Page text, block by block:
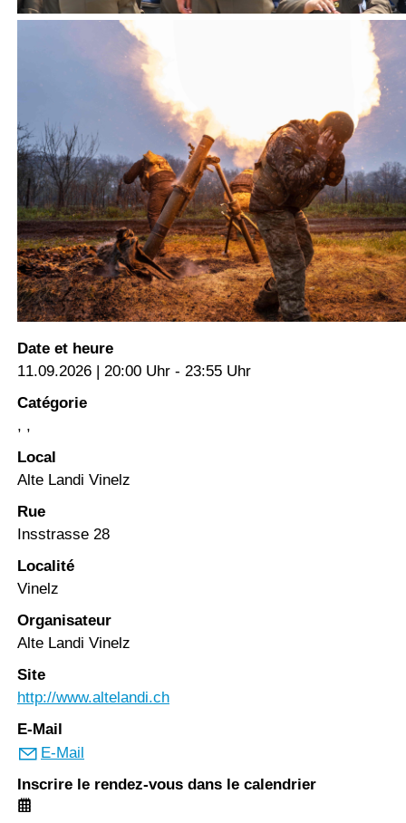
Date et heure
11.09.2026 | 20:00 Uhr - 23:55 Uhr
Catégorie
, ,
Local
Alte Landi Vinelz
Rue
Insstrasse 28
Localité
Vinelz
Organisateur
Alte Landi Vinelz
Site
http://www.altelandi.ch
E-Mail
E-Mail
Inscrire le rendez-vous dans le calendrier